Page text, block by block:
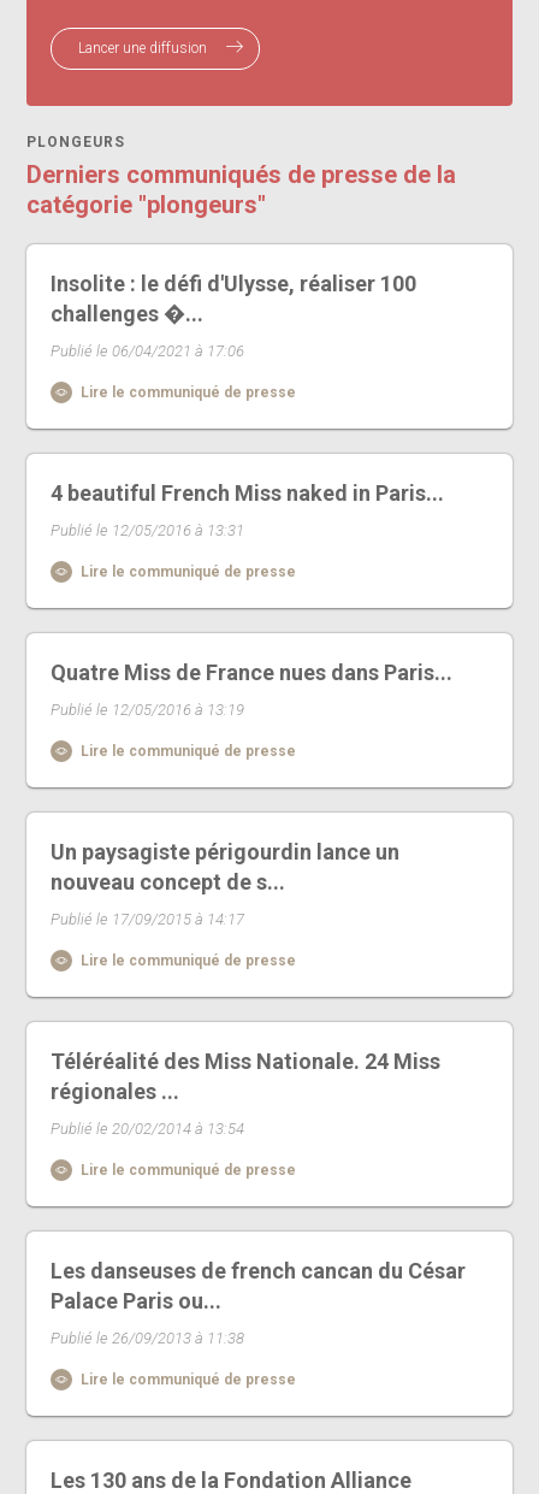
Lancer une diffusion
PLONGEURS
Derniers communiqués de presse de la
catégorie "plongeurs"
Insolite : le défi d'Ulysse, réaliser 100
challenges �...
Publié le 06/04/2021 à 17:06
Lire le communiqué de presse
4 beautiful French Miss naked in Paris...
Publié le 12/05/2016 à 13:31
Lire le communiqué de presse
Quatre Miss de France nues dans Paris...
Publié le 12/05/2016 à 13:19
Lire le communiqué de presse
Un paysagiste périgourdin lance un
nouveau concept de s...
Publié le 17/09/2015 à 14:17
Lire le communiqué de presse
Téléréalité des Miss Nationale. 24 Miss
régionales ...
Publié le 20/02/2014 à 13:54
Lire le communiqué de presse
Les danseuses de french cancan du César
Palace Paris ou...
Publié le 26/09/2013 à 11:38
Lire le communiqué de presse
Les 130 ans de la Fondation Alliance